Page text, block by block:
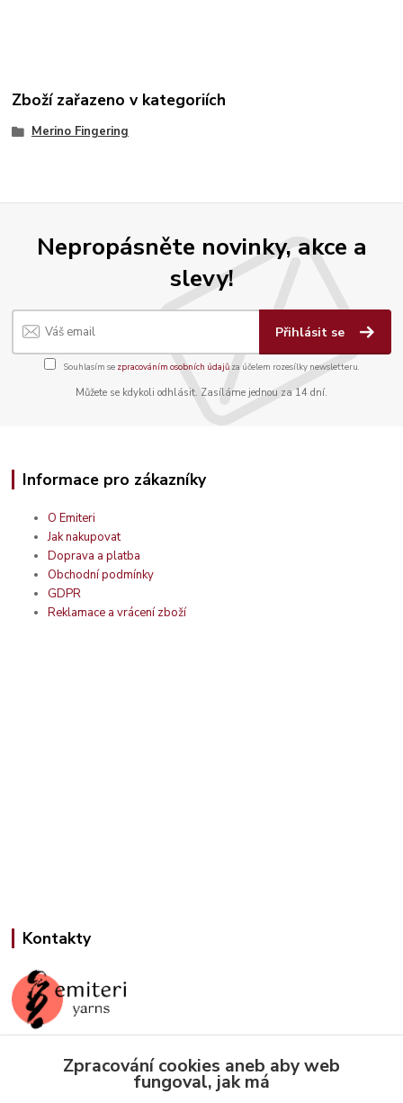
Zboží zařazeno v kategoriích
Merino Fingering
Nepropásněte novinky, akce a
slevy!
Přihlásit se
Souhlasím se zpracováním osobních údajůza účelem rozesílky newsletteru.
Můžete se kdykoli odhlásit. Zasíláme jednou za 14 dní.
Informace pro zákazníky
O Emiteri
Jak nakupovat
Doprava a platba
Obchodní podmínky
GDPR
Reklamace a vrácení zboží
Kontakty
Jana Slámová
+420 608 507 824
Zpracování cookies aneb aby web
fungoval, jak má